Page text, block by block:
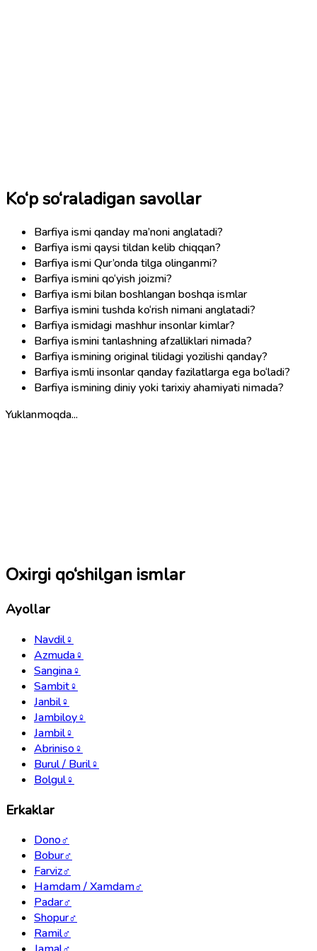
Ko‘p so‘raladigan savollar
Barfiya ismi qanday ma’noni anglatadi?
Barfiya ismi qaysi tildan kelib chiqqan?
Barfiya ismi Qur’onda tilga olinganmi?
Barfiya ismini qo‘yish joizmi?
Barfiya ismi bilan boshlangan boshqa ismlar
Barfiya ismini tushda ko‘rish nimani anglatadi?
Barfiya ismidagi mashhur insonlar kimlar?
Barfiya ismini tanlashning afzalliklari nimada?
Barfiya ismining original tilidagi yozilishi qanday?
Barfiya ismli insonlar qanday fazilatlarga ega bo‘ladi?
Barfiya ismining diniy yoki tarixiy ahamiyati nimada?
Yuklanmoqda...
Oxirgi qo‘shilgan ismlar
Ayollar
Navdil♀
Azmuda♀
Sangina♀
Sambit♀
Janbil♀
Jambiloy♀
Jambil♀
Abriniso♀
Burul / Buril♀
Bolgul♀
Erkaklar
Dono♂
Bobur♂
Farviz♂
Hamdam / Xamdam♂
Padar♂
Shopur♂
Ramil♂